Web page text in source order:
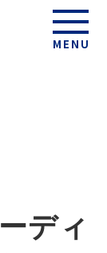
MENU
ディ